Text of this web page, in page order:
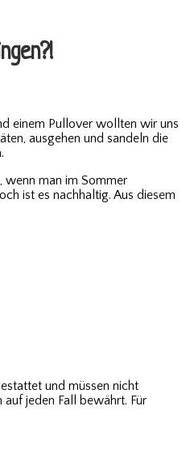
einem Pullover wollten wir uns
ausgehen und sandeln die
wenn man im Sommer
ist es nachhaltig. Aus diesem
und müssen nicht
jeden Fall bewährt. Für